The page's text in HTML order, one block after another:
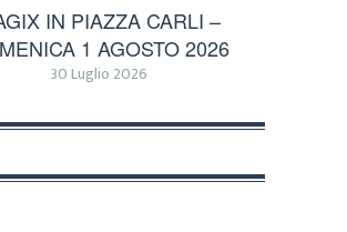
IN PIAZZA CARLI –
1 AGOSTO 2026
30 Luglio 2026